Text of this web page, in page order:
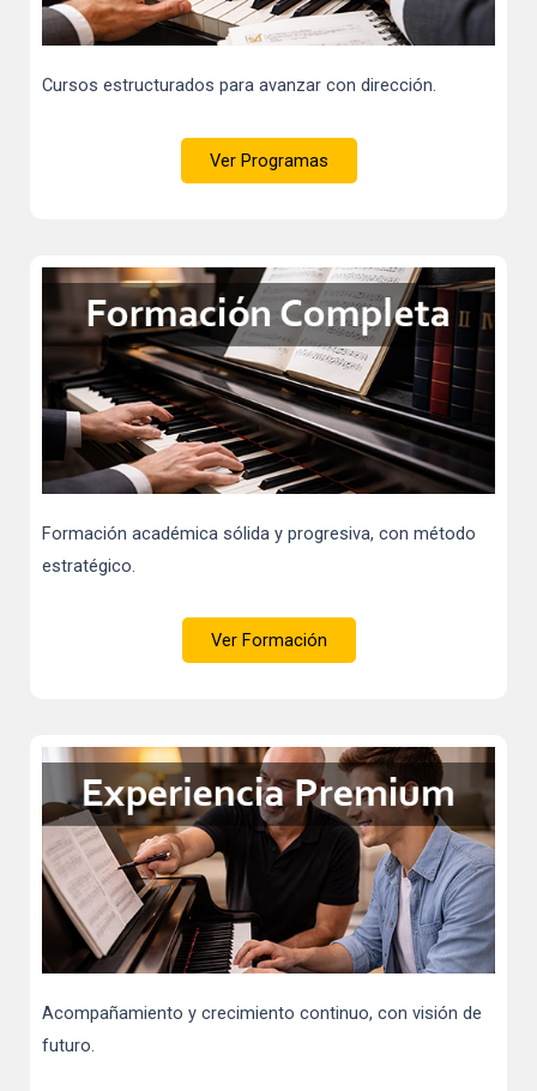
Cursos estructurados para avanzar con dirección.
Ver Programas
Formación académica sólida y progresiva, con método
estratégico.
Ver Formación
Acompañamiento y crecimiento continuo, con visión de
futuro.